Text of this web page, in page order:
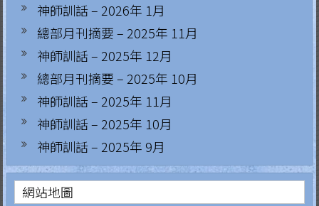
R
e
神師訓話 – 2026年 1月
總部月刊摘要 – 2025年 11月
神師訓話 – 2025年 12月
總部月刊摘要 – 2025年 10月
神師訓話 – 2025年 11月
神師訓話 – 2025年 10月
神師訓話 – 2025年 9月
網站地圖